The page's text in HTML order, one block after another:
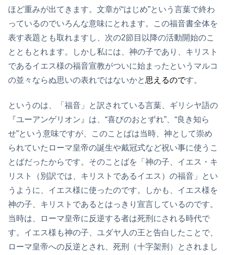
ほど重みが出てきます。文章が“はじめ”という言葉で終わ
っているのでいろんな意味にとれます。この福音書全体を
表す表題とも取れますし、次の2節目以降の活動開始のこ
とともとれます。しかし私には、神の子であり、キリスト
であるイエス様の福音宣教がついに始まったというマルコ
の並々ならぬ思いの表れではないかと 思えるのです。
というのは、「福音」と訳されている言葉、ギリシヤ語の
『ユーアンゲリオン』は、“喜びのおとずれ”、“良き知ら
せ”という意味ですが、このことばは当時、神として崇め
られていたローマ皇帝の誕生や戴冠式など祝い事に使うこ
とばだったからです。そのことばを「神の子、イエス・キ
リスト（別訳では、キリストであるイエス）の福音」とい
うように、イエス様に使ったのです。しかも、イエス様を
神の子、キリストであるとはっきり宣言しているのです。
当時は、ローマ皇帝に反逆する者は死刑にされる時代で
す。イエス様も神の子、ユダヤ人の王と告白したことで、
ローマ皇帝への反逆とされ、死刑（十字架刑）とされまし